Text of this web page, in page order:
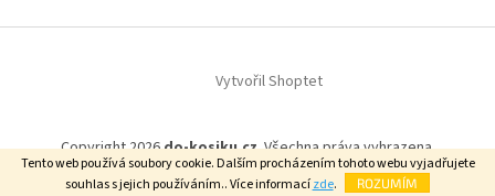
Tento web používá soubory cookie. Dalším procházením tohoto webu vyjadřujete
souhlas s jejich používáním.. Více informacízde. ROZUMÍM
í
Vytvořil Shoptet
Copyright 2026do-kosiku.cz. Všechna práva vyhrazena.